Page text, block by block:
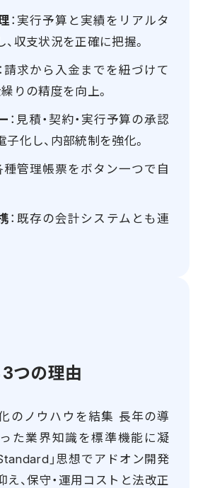
：実行予算と実績をリアルタ
収支状況を正確に把握。
：請求から入金までを紐づけて
りの精度を向上。
：見積・契約・実行予算の承認
化し、内部統制を強化。
種管理帳票をボタン一つで自
：既存の会計システムとも連
つの理由
のノウハウを結集 長年の導
た業界知識を標準機能に凝
」思想でアドオン開発
え、保守・運用コストと法改正